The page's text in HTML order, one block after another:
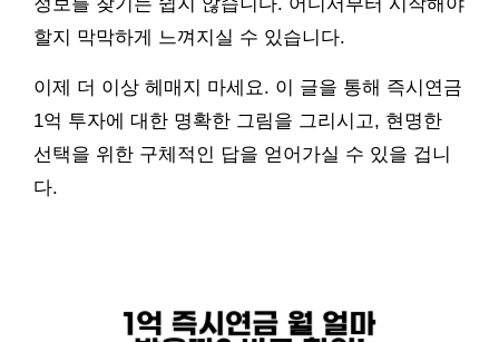
할지 막막하게 느껴지실 수 있습니다.
이제 더 이상 헤매지 마세요. 이 글을 통해 즉시연금
1억 투자에 대한 명확한 그림을 그리시고, 현명한
선택을 위한 구체적인 답을 얻어가실 수 있을 겁니
다.